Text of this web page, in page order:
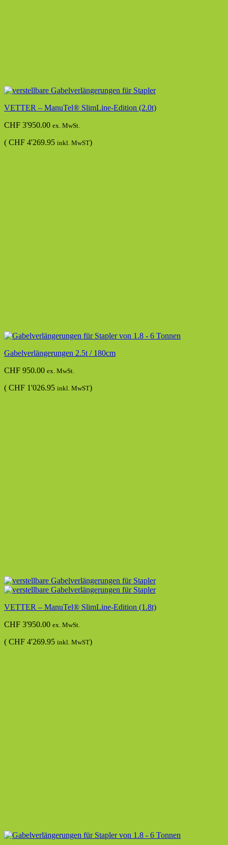
VETTER – ManuTel® SlimLine-Edition (2.0t)
CHF 3'950.00 ex. MwSt.
( CHF 4'269.95 inkl. MwST)
Gabelverlängerungen 2.5t / 180cm
CHF 950.00 ex. MwSt.
( CHF 1'026.95 inkl. MwST)
VETTER – ManuTel® SlimLine-Edition (1.8t)
CHF 3'950.00 ex. MwSt.
( CHF 4'269.95 inkl. MwST)